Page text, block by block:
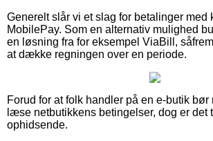
Generelt slår vi et slag for betalinger med
MobilePay. Som en alternativ mulighed
en løsning fra for eksempel ViaBill,
at dække regningen over en periode.
Forud for at folk handler på en e-butik bør
læse netbutikkens betingelser, dog er det
ophidsende.